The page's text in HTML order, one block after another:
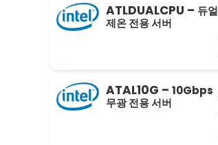
ATLDUALCPU – 듀얼
제온 전용 서버
ATAL10G –10Gbps
무광 전용 서버